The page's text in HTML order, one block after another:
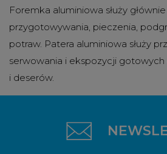
Foremka aluminiowa służy
przygotowywania, pieczenia,
potraw. Patera aluminiowa służy
serwowania i ekspozycji gotowych
i deserów.